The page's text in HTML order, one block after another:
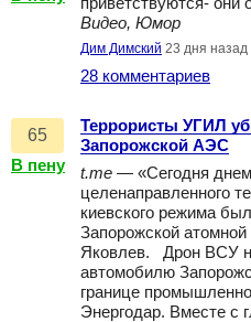
Видео, Юмор
Дим Димский 23 дня назад
28 комментариев
65
В пену
Террористы УГИЛ
Запорожской АЭС
t.me — «Сегодня днем
целенаправленного
киевского режима
Запорожской
Яковлев. Дрон ВСУ
автомобилю
границе
Энергодар. Вместе с